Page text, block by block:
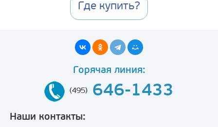
Где купить?
Горячая линия:
(495) 646-1433
Наши контакты: